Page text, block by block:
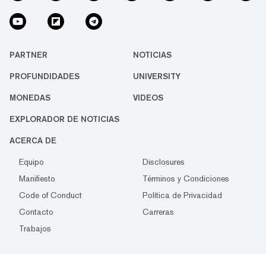
PARTNER NOTICIAS
PROFUNDIDADES UNIVERSITY
MONEDAS VIDEOS
EXPLORADOR DE NOTICIAS
ACERCA DE
Equipo
Disclosures
Manifiesto
Términos y Condiciones
Code of Conduct
Política de Privacidad
Contacto
Carreras
Trabajos